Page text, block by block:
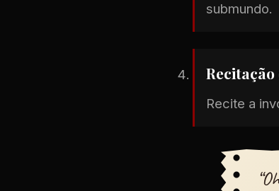
submundo.
Recite a